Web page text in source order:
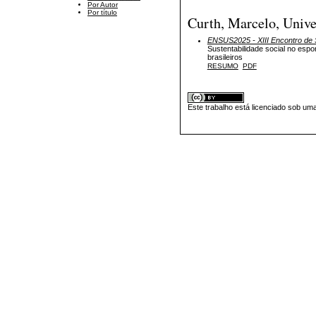
Por Autor
Por título
Curth, Marcelo,
ENSUS2025 - XIII Encontro de
Sustentabilidade social no
brasileiros
RESUMO PDF
Este trabalho está licenciado sob